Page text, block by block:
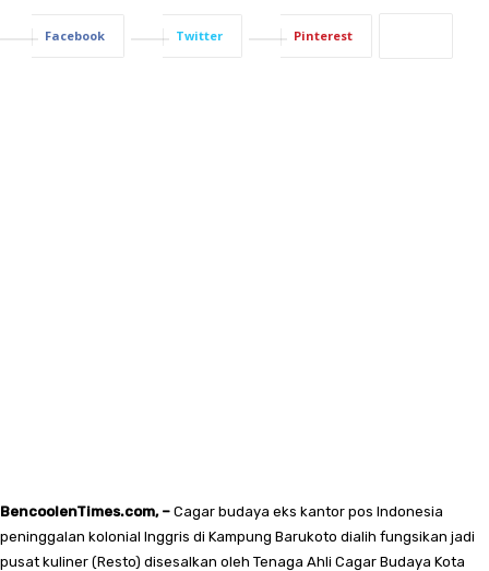
Facebook Twitter Pinterest
BencoolenTimes.com, – Cagar budaya eks kantor pos Indonesia
peninggalan kolonial Inggris di Kampung Barukoto dialih fungsikan jadi
pusat kuliner (Resto) disesalkan oleh Tenaga Ahli Cagar Budaya Kota